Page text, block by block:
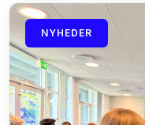
NYHEDER